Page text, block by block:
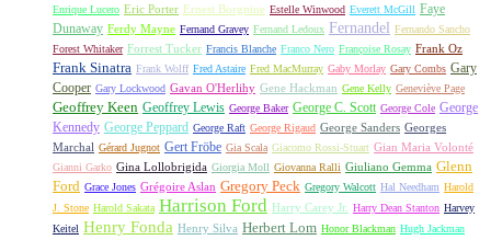
Enrique Lucero Eric Porter Ernest Borgnine Estelle Winwood Everett McGill Faye
Dunaway Ferdy Mayne Fernand Gravey Fernand Ledoux Fernandel
Fernando Sancho
Forest Whitaker Forrest Tucker Francis Blanche Franco Nero Françoise Rosay Frank Oz
Frank Sinatra Frank Wolff Fred Astaire Fred MacMurray Gaby Morlay Gary Combs Gary
Cooper Gary Lockwood Gavan O'Herlihy Gene Hackman Gene Kelly Geneviève Page
Geoffrey Keen Geoffrey Lewis George Baker George C. Scott George Cole George
Kennedy George Peppard George Raft George Rigaud George Sanders Georges
Marchal Gérard Jugnot Gert Fröbe Gia Scala Giacomo Rossi-Stuart Gian Maria Volonté
Gianni Garko Gina Lollobrigida Giorgia Moll Giovanna Ralli Giuliano Gemma Glenn
Ford Grace Jones Grégoire Aslan Gregory Peck Gregory Walcott Hal Needham Harold
J. Stone Harold Sakata Harrison Ford Harry Carey Jr. Harry Dean Stanton Harvey
Keitel Henry Fonda Henry Silva Herbert Lom Honor Blackman Hugh Jackman